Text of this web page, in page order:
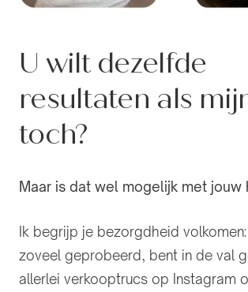
U wilt dezelfde
resultaten als
toch?
Maar is dat wel mogelijk met jouw
Ik begrijp je bezorgdheid
zoveel geprobeerd, bent in de val
allerlei verkooptrucs op Instagram